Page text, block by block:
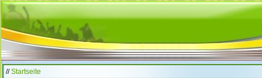
//Startseite